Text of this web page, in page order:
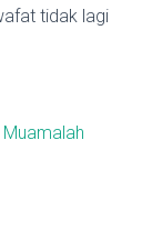
tidak lagi